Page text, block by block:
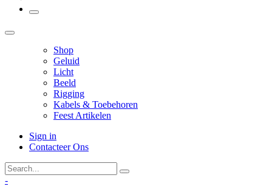
Shop
Geluid
Licht
Beeld
Rigging
Kabels & Toebehoren
Feest Artikelen
Sign in
Contacteer Ons
-